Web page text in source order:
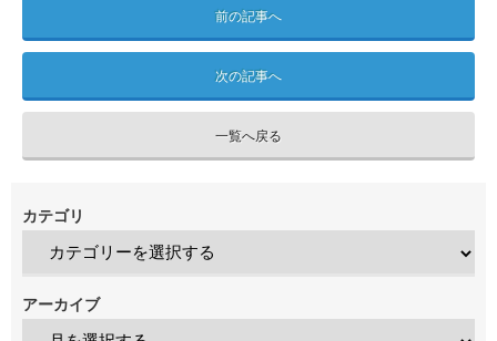
前の記事へ
次の記事へ
一覧へ戻る
カテゴリ
アーカイブ